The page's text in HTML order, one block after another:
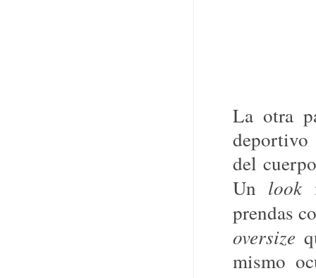
La otra
deportivo
del
Un look
prendas
oversize
mismo